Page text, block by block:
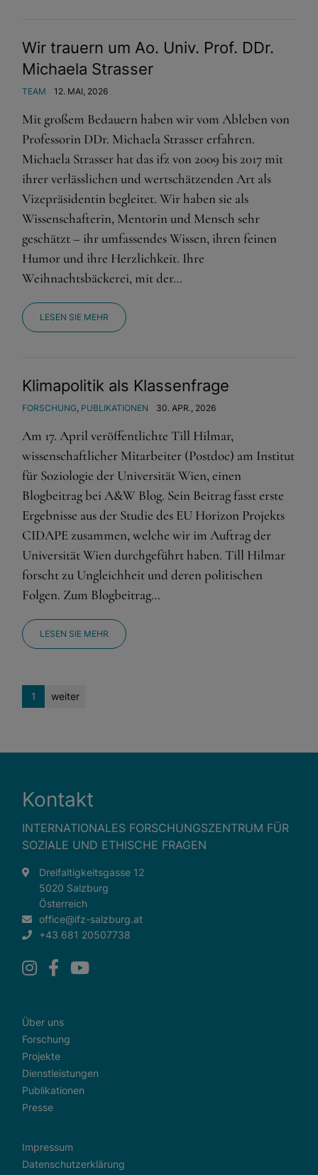
Wir trauern um Ao. Univ. Prof. DDr.
Michaela Strasser
TEAM 12. MAI, 2026
Mit großem Bedauern haben wir vom Ableben von
Professorin DDr. Michaela Strasser erfahren.
Michaela Strasser hat das ifz von 2009 bis 2017 mit
ihrer verlässlichen und wertschätzenden Art als
Vizepräsidentin begleitet. Wir haben sie als
Wissenschafterin, Mentorin und Mensch sehr
geschätzt – ihr umfassendes Wissen, ihren feinen
Humor und ihre Herzlichkeit. Ihre
Weihnachtsbäckerei, mit der…
LESEN SIE MEHR
Klimapolitik als Klassenfrage
FORSCHUNG, PUBLIKATIONEN 30. APR., 2026
Am 17. April veröffentlichte Till Hilmar,
wissenschaftlicher Mitarbeiter (Postdoc) am Institut
für Soziologie der Universität Wien, einen
Blogbeitrag bei A&W Blog. Sein Beitrag fasst erste
Ergebnisse aus der Studie des EU Horizon Projekts
CIDAPE zusammen, welche wir im Auftrag der
Universität Wien durchgeführt haben. Till Hilmar
forscht zu Ungleichheit und deren politischen
Folgen. Zum Blogbeitrag…
LESEN SIE MEHR
1 weiter
Kontakt
INTERNATIONALES FORSCHUNGSZENTRUM FÜR
SOZIALE UND ETHISCHE FRAGEN
Dreifaltigkeitsgasse 12
5020 Salzburg
Österreich
office@ifz-salzburg.at
+43 681 20507738
Über uns
Forschung
Projekte
Dienstleistungen
Publikationen
Presse
Impressum
Datenschutzerklärung